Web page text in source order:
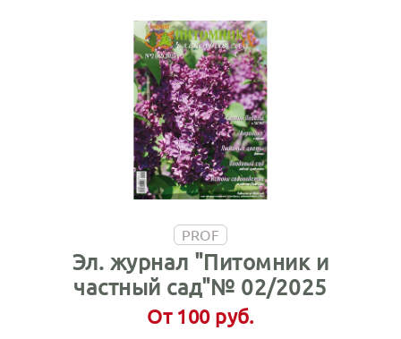
PROF
Эл. журнал "Питомник и
частный сад"№ 02/2025
От 100 руб.